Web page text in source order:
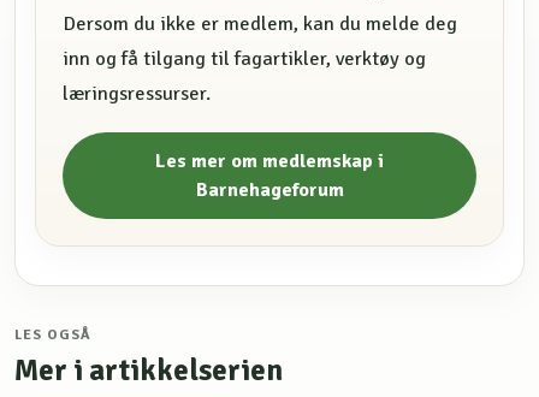
Dersom du ikke er medlem, kan du melde deg
inn og få tilgang til fagartikler, verktøy og
læringsressurser.
Les mer om medlemskap i
Barnehageforum
LES OGSÅ
Mer i artikkelserien